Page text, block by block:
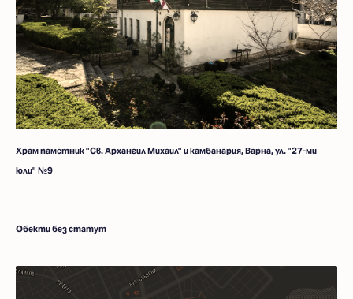
Храм паметник "Св. Архангил Михаил" и камбанария, Варна, ул. "27-ми
юли" №9
Обекти без статут